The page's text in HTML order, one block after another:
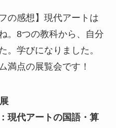
の感想】現代アートは
。8つの教科から、自分
。学びになりました。
満点の展覧会です！
現代アートの国語・算